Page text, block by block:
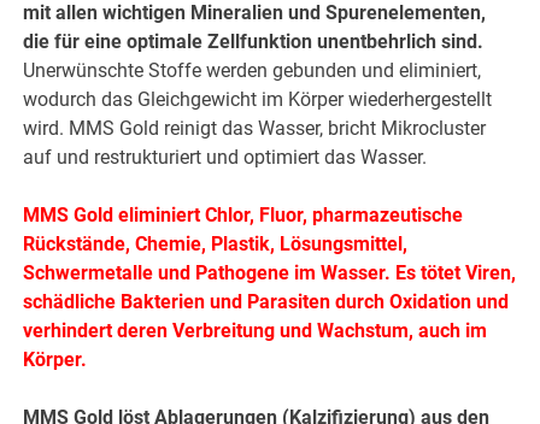
mit allen wichtigen Mineralien und Spurenelementen,
die für eine optimale Zellfunktion unentbehrlich sind.
Unerwünschte Stoffe werden gebunden und eliminiert,
wodurch das Gleichgewicht im Körper wiederhergestellt
wird. MMS Gold reinigt das Wasser, bricht Mikrocluster
auf und restrukturiert und optimiert das Wasser.
MMS Gold eliminiert Chlor, Fluor, pharmazeutische
Rückstände, Chemie, Plastik, Lösungsmittel,
Schwermetalle und Pathogene im Wasser. Es tötet Viren,
schädliche Bakterien und Parasiten durch Oxidation und
verhindert deren Verbreitung und Wachstum, auch im
Körper.
MMS Gold löst Ablagerungen (Kalzifizierung) aus den